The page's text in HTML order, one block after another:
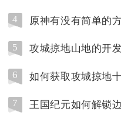
4 原神有没有简单的
5 攻城掠地山地的开
6 如何获取攻城掠地
7 王国纪元如何解锁